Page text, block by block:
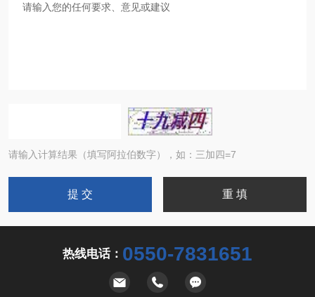
请输入计算结果（填写阿拉伯数字），如：三加四=7
热线电话： 0550-7831651